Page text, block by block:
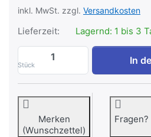
inkl. MwSt. zzgl. Versandkosten
Lieferzeit: Lagernd: 1 bis 3
Stück
Strom des
In
Merken
(Wunschzettel)
Fragen?